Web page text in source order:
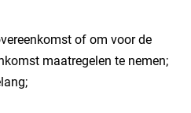
of om voor de
maatregelen te nemen;